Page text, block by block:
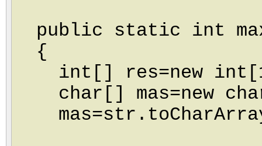
public static int
{
int[] res=new
char[] mas=new